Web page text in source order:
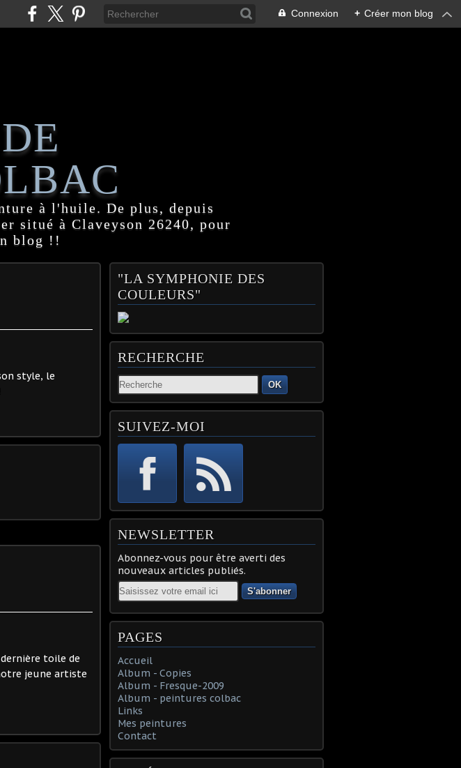
Connexion + Créer mon blog
à l'huile. De plus, depuis
situé à Claveyson 26240, pour
blog !!
style, le
toile de
jeune artiste
"LA SYMPHONIE DES
COULEURS"
RECHERCHE
OK
SUIVEZ-MOI
NEWSLETTER
Abonnez-vous pour être averti des
nouveaux articles publiés.
Email
PAGES
Accueil
Album - Copies
Album - Fresque-2009
Album - peintures colbac
Links
Mes peintures
Contact